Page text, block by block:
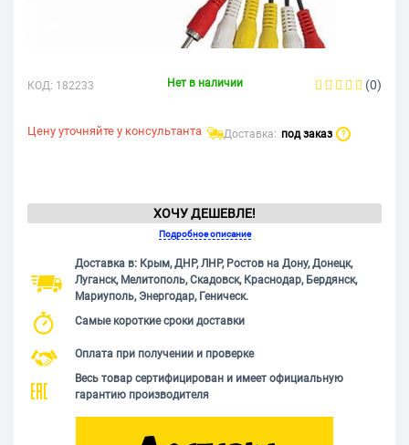
КОД: 182233 Нет в наличии (0)
Цену уточняйте у консультанта Доставка: под заказ ?
ХОЧУ ДЕШЕВЛЕ!
Подробное описание
Доставка в: Крым, ДНР, ЛНР, Ростов на Дону, Донецк,
Луганск, Мелитополь, Скадовск, Краснодар, Бердянск,
Мариуполь, Энергодар, Геническ.
Самые короткие сроки доставки
Оплата при получении и проверке
Весь товар сертифицирован и имеет официальную
гарантию производителя